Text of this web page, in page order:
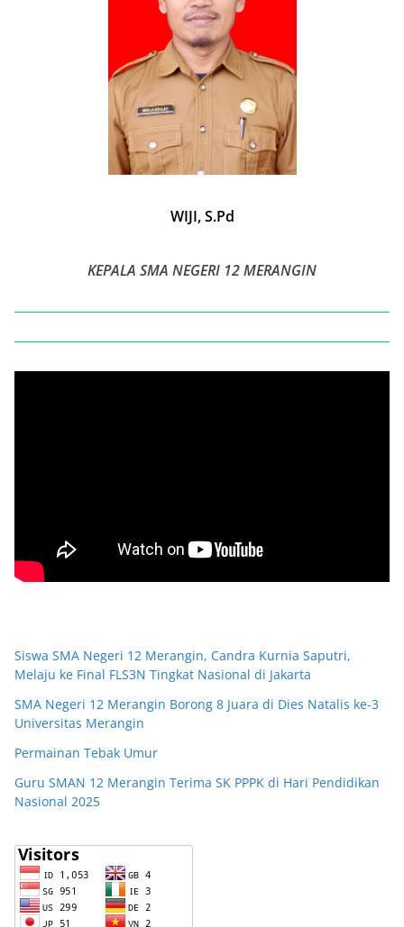
WIJI, S.Pd
KEPALA SMA NEGERI 12 MERANGIN
Siswa SMA Negeri 12 Merangin, Candra Kurnia Saputri,
Melaju ke Final FLS3N Tingkat Nasional di Jakarta
SMA Negeri 12 Merangin Borong 8 Juara di Dies Natalis ke-3
Universitas Merangin
Permainan Tebak Umur
Guru SMAN 12 Merangin Terima SK PPPK di Hari Pendidikan
Nasional 2025